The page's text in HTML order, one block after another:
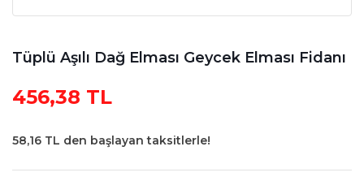
Tüplü Aşılı Dağ Elması Geycek Elması Fidanı
456,38 TL
58,16 TL den başlayan taksitlerle!